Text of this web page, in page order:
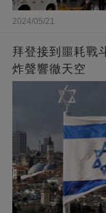
2024/05/21
拜登接到噩耗戰
炸聲響徹天空